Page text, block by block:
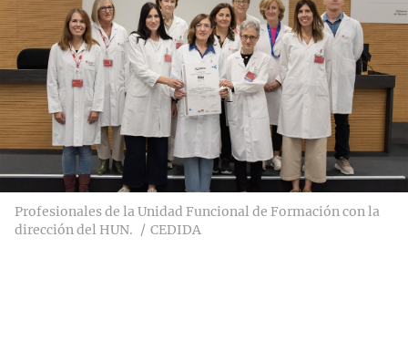
Profesionales de la Unidad Funcional de Formación con la
dirección del HUN.
CEDIDA